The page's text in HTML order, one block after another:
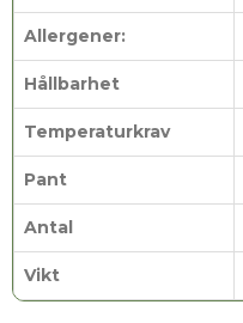
Allergener:
Hållbarhet
Temperaturkrav
Pant
Antal
Vikt